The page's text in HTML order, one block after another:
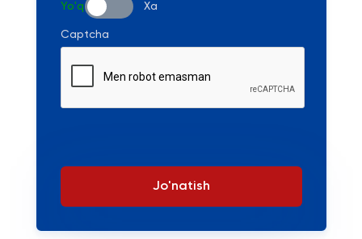
Yo'q Xa
Captcha
Jo'natish